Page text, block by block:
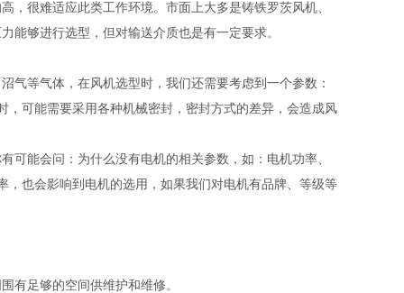
，很难适应此类工作环境。市面上大多是铸铁罗茨风机、
能够进行选型，但对输送介质也是有一定要求。
等气体，在风机选型时，我们还需要考虑到一个参数：
可能需要采用各种机械密封，密封方式的差异，会造成风
能会问：为什么没有电机的相关参数，如：电机功率、
也会影响到电机的选用，如果我们对电机有品牌、等级等
有足够的空间供维护和维修。